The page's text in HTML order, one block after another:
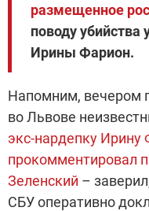
размещенное
поводу убийства
Ирины Фарион.
Напомним, вечером
во Львове
экс-нардепку Ирину
прокомментировал
Зеленский –
СБУ оперативно